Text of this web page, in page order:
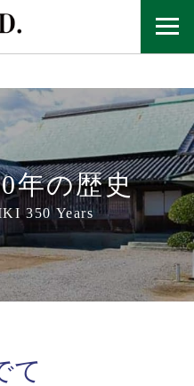
年の歴史
350 Years
て